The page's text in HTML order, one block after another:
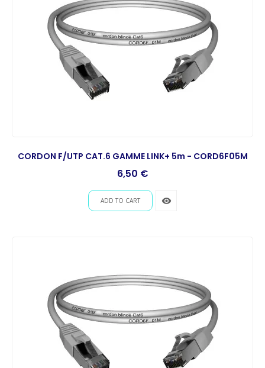
CORDON F/UTP CAT.6 GAMME LINK+ 5m - CORD6F05M
Prix
6,50 €
ADD TO CART remove_red_eye